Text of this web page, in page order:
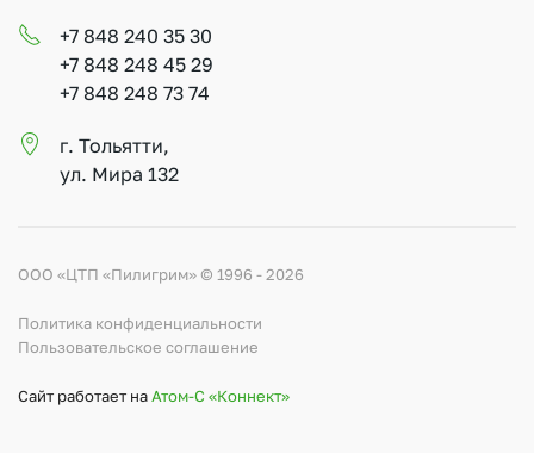
+7 848 240 35 30
+7 848 248 45 29
+7 848 248 73 74
г. Тольятти,
ул. Мира 132
ООО «ЦТП «Пилигрим» © 1996 - 2026
Политика конфиденциальности
Пользовательское соглашение
Сайт работает наАтом-С «Коннект»